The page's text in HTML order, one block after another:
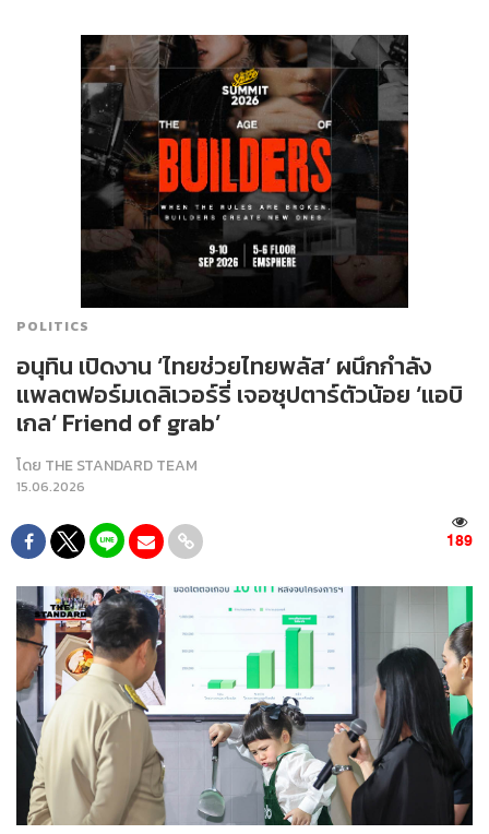
POLITICS
อนุทิน เปิดงาน ‘ไทยช่วยไทยพลัส’ ผนึกกำลัง
แพลตฟอร์มเดลิเวอร์รี่ เจอซุปตาร์ตัวน้อย ‘แอบิ
เกล‘ Friend of grab’
โดย THE STANDARD TEAM
15.06.2026
189